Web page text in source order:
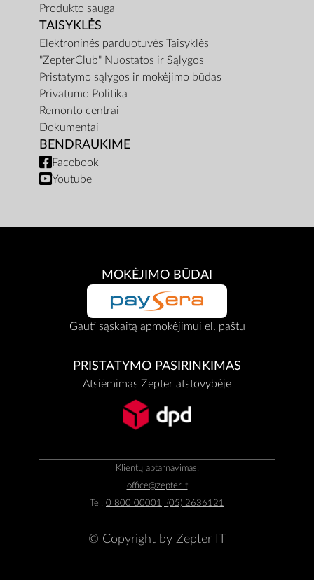
Produkto sauga
TAISYKLĖS
Elektroninės parduotuvės Taisyklės
"ZepterClub" Nuostatos ir Sąlygos
Pristatymo sąlygos ir mokėjimo būdas
Privatumo Politika
Remonto centrai
Dokumentai
BENDRAUKIME
Facebook
Youtube
MOKĖJIMO BŪDAI
Gauti sąskaitą apmokėjimui el. paštu
PRISTATYMO PASIRINKIMAS
Atsiėmimas Zepter atstovybėje
Klientų aptarnavimas:
office@zepter.lt
Tel: 0 800 00001, (05) 2636121
© Copyright by Zepter IT